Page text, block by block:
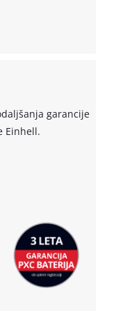
garancije
Einhell.